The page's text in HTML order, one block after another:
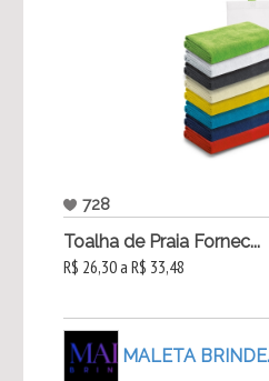
728
Toalha de Praia Fornec...
R$ 26,30 a R$ 33,48
MALETA